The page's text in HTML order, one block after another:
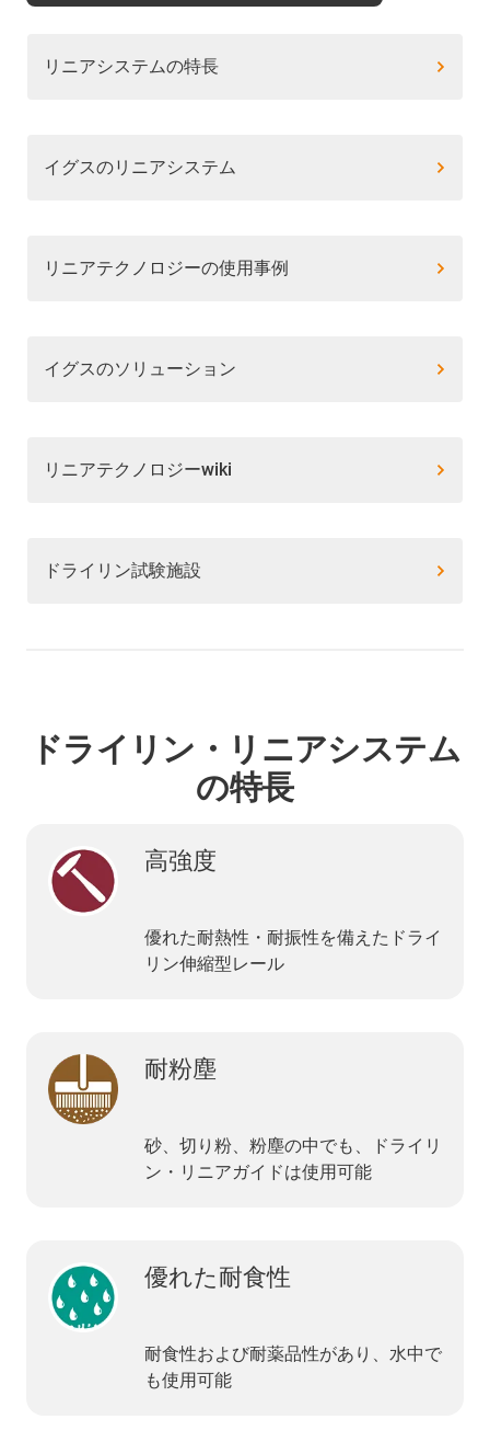
リニアシステムの特長
イグスのリニアシステム
リニアテクノロジーの使用事例
イグスのソリューション
リニアテクノロジーwiki
ドライリン試験施設
ドライリン・リニアシステム
の特長
高強度
優れた耐熱性・耐振性を備えたドライ
リン伸縮型レール
耐粉塵
砂、切り粉、粉塵の中でも、ドライリ
ン・リニアガイドは使用可能
優れた耐食性
耐食性および耐薬品性があり、水中で
も使用可能